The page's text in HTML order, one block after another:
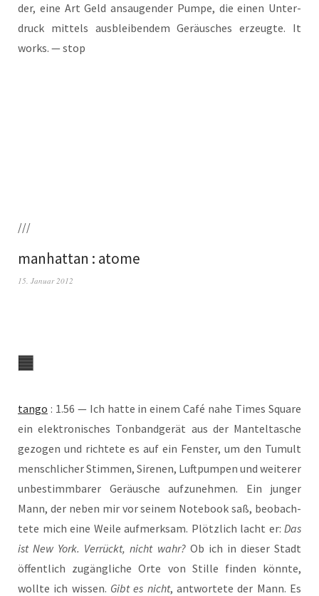
der, eine Art Geld ansau­gen­der Pum­pe, die einen Unter­
druck mit­tels aus­blei­ben­dem Geräu­sches erzeug­te. It
works. — stop
///
manhattan : atome
15. Januar 2012
tan­go : 1.56 — Ich hat­te in einem Café nahe Times Squa­re
ein elek­tro­ni­sches Ton­band­ge­rät aus der Man­tel­ta­sche
gezo­gen und rich­te­te es auf ein Fens­ter, um den Tumult
mensch­li­cher Stim­men, Sire­nen, Luft­pum­pen und wei­te­rer
unbe­stimm­ba­rer Geräu­sche auf­zu­neh­men. Ein jun­ger
Mann, der neben mir vor sei­nem Note­book saß, beob­ach­
te­te mich eine Wei­le auf­merk­sam. Plötz­lich lacht er: Das
ist New York. Ver­rückt, nicht wahr?Ob ich in die­ser Stadt
öffent­lich zugäng­li­che Orte von Stil­le fin­den könn­te,
woll­te ich wis­sen. Gibt es nicht, ant­wor­te­te der Mann. Es